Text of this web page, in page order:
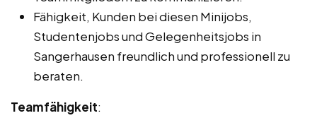
Fähigkeit, Kunden bei diesen Minijobs,
Studentenjobs und Gelegenheitsjobs in
Sangerhausen freundlich und professionell zu
beraten.
Teamfähigkeit: